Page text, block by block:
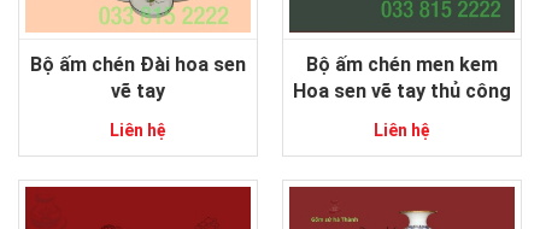
Bộ ấm chén Đài hoa sen
vẽ tay
Liên hệ
Bộ ấm chén men kem
Hoa sen vẽ tay thủ công
Liên hệ